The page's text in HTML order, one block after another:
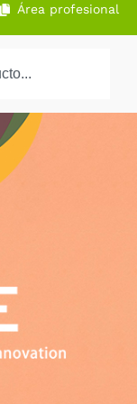
Área profesional